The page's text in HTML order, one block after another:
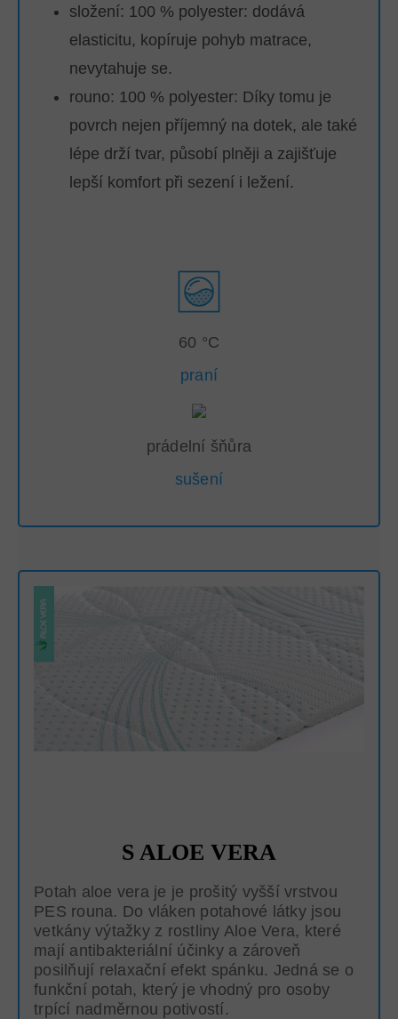
složení: 100 % polyester: dodává
elasticitu, kopíruje pohyb matrace,
nevytahuje se.
rouno: 100 % polyester: Díky tomu je
povrch nejen příjemný na dotek, ale také
lépe drží tvar, působí plněji a zajišťuje
lepší komfort při sezení i ležení.
60 °C
praní
prádelní šňůra
sušení
S ALOE VERA
Potah aloe vera je je prošitý vyšší vrstvou
PES rouna. Do vláken potahové látky jsou
vetkány výtažky z rostliny Aloe Vera, které
mají antibakteriální účinky a zároveň
posilňují relaxační efekt spánku. Jedná se o
funkční potah, který je vhodný pro osoby
trpící nadměrnou potivostí.